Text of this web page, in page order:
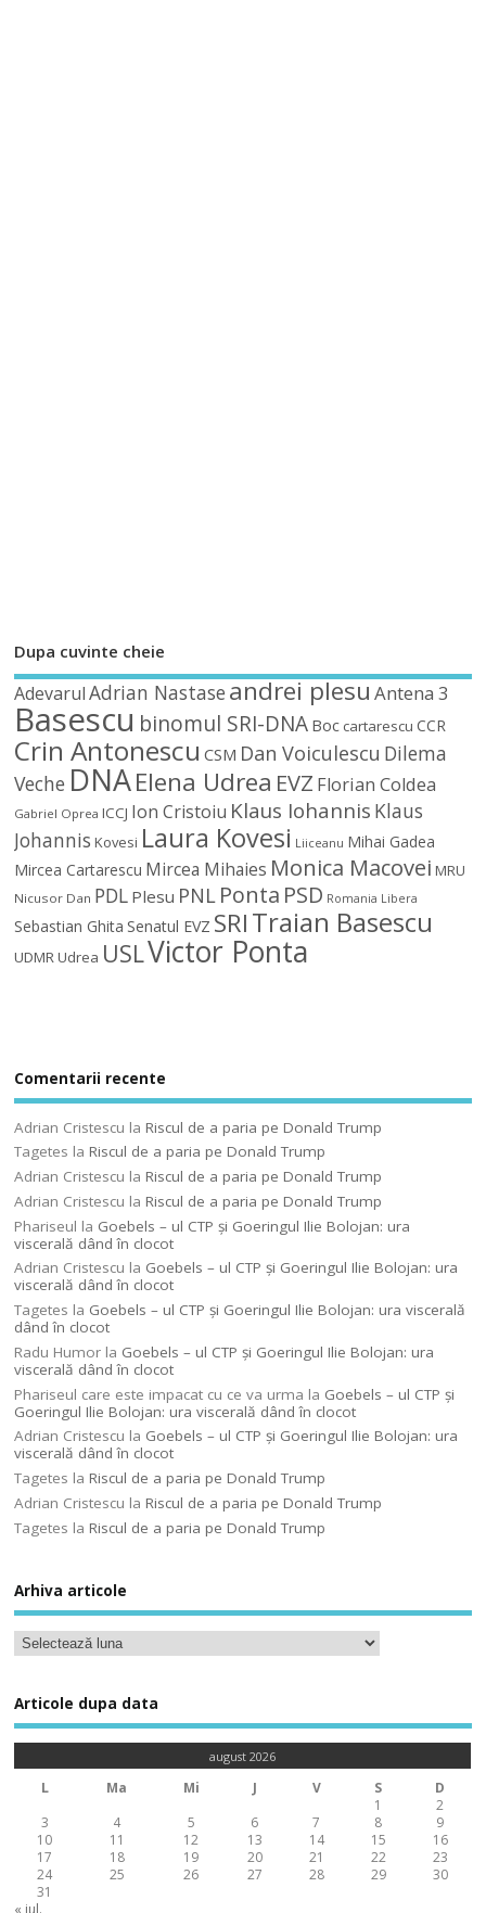
Dupa cuvinte cheie
Adevarul Adrian Nastaseandrei plesuAntena 3
Basescu binomul SRI-DNA Boc cartarescu CCR
Crin Antonescu CSM Dan Voiculescu Dilema
Veche DNAElena Udrea EVZ Florian Coldea
Gabriel Oprea ICCJ Ion Cristoiu Klaus Iohannis Klaus
Johannis Kovesi Laura Kovesi Liiceanu Mihai Gadea
Mircea Cartarescu Mircea Mihaies Monica Macovei MRU
Nicusor Dan PDL Plesu PNL Ponta PSD Romania Libera
Sebastian Ghita Senatul EVZ SRITraian Basescu
UDMRUdrea USLVictor Ponta
Comentarii recente
Adrian Cristescu laRiscul de a paria pe Donald Trump
Tagetes laRiscul de a paria pe Donald Trump
Adrian Cristescu laRiscul de a paria pe Donald Trump
Adrian Cristescu laRiscul de a paria pe Donald Trump
Phariseul la Goebels – ul CTP şi Goeringul Ilie Bolojan: ura
viscerală dând în clocot
Adrian Cristescu la Goebels – ul CTP şi Goeringul Ilie Bolojan: ura
viscerală dând în clocot
Tagetes la Goebels – ul CTP şi Goeringul Ilie Bolojan: ura viscerală
dând în clocot
Radu Humor la Goebels – ul CTP şi Goeringul Ilie Bolojan: ura
viscerală dând în clocot
Phariseul care este impacat cu ce va urma la Goebels – ul CTP şi
Goeringul Ilie Bolojan: ura viscerală dând în clocot
Adrian Cristescu la Goebels – ul CTP şi Goeringul Ilie Bolojan: ura
viscerală dând în clocot
Tagetes laRiscul de a paria pe Donald Trump
Adrian Cristescu laRiscul de a paria pe Donald Trump
Tagetes laRiscul de a paria pe Donald Trump
Arhiva articole
Articole dupa data
august 2026
L Ma Mi J V S
D
1
2
3
4 5 6 7 8
9
10
11 12 13 14 15
16
17
18 19 20 21 22
23
24
25 26 27 28 29
30
31